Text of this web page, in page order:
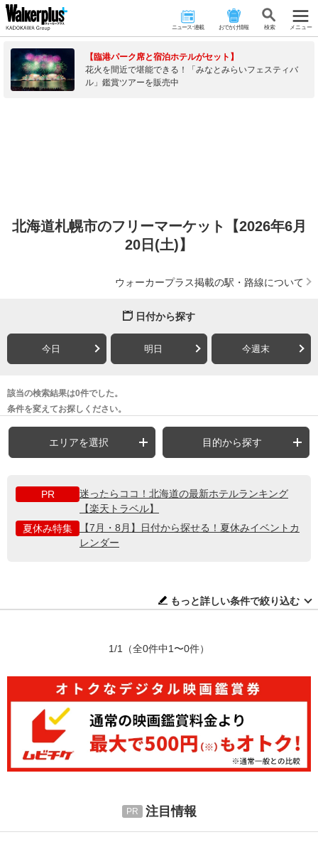
ニュース･連載 おでかけ情報 検 索 メニュー
【臨港パーク席と宿泊ホテルがセット】
花火を間近で堪能できる！「みなとみらいフェスティバ
ル」鑑賞ツアーを販売中
北海道札幌市のフリーマーケット【2026年6月
20日(土)】
ウォーカープラス掲載の駅・路線について
日付から探す
今日 明日 今週末
該当の検索結果は0件でした。
条件を変えてお探しください。
エリアを選択 目的から探す
PR
迷ったらココ！北海道の最新ホテルランキング
【楽天トラベル】
夏休み特集
【7月・8月】日付から探せる！夏休みイベントカ
レンダー
もっと詳しい条件で絞り込む
1/1 （全0件中1〜0件）
注目情報